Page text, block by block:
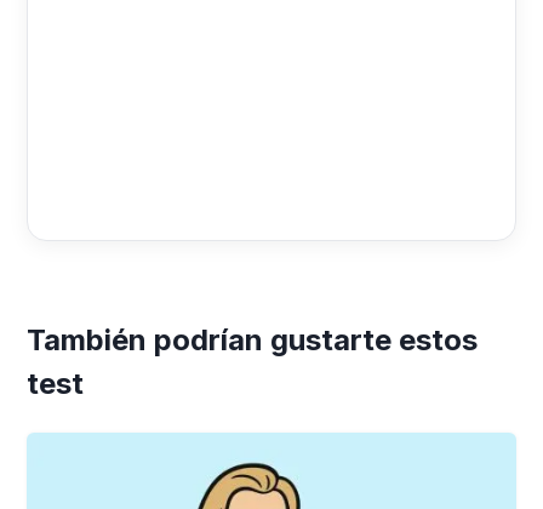
También podrían gustarte estos
test